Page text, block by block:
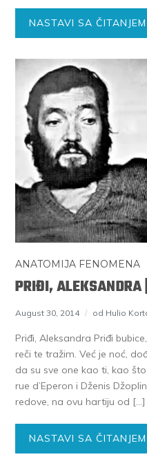
NASTAVI SA ČITANJEM
ANATOMIJA FENOMENA
PRIĐI,
August 30, 2014 od Hulio
Priđi, Aleksandra Priđi
reči te tražim. Već je noć,
da su sve one kao ti, kao
rue d’Eperon i Dženis
redove, na ovu hartiju od […]
NASTAVI SA ČITANJEM